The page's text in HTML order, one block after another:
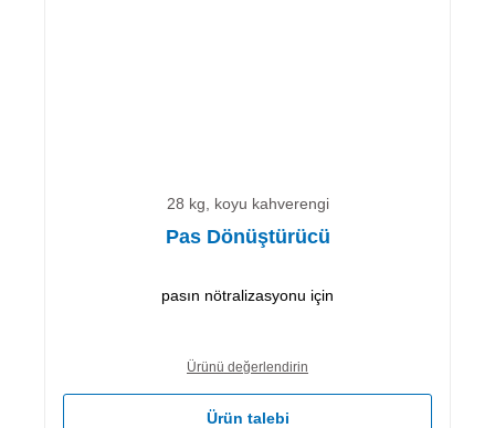
28 kg, koyu kahverengi
Pas Dönüştürücü
pasın nötralizasyonu için
Ürünü değerlendirin
Ürün talebi